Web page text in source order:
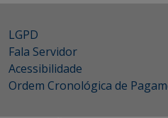
LGPD
Fala Servidor
Acessibilidade
Ordem Cronológica de